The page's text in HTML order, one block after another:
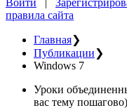
Войти |
правила сайта
Главная❯
Публикации❯
Windows 7
Уроки
вас тему